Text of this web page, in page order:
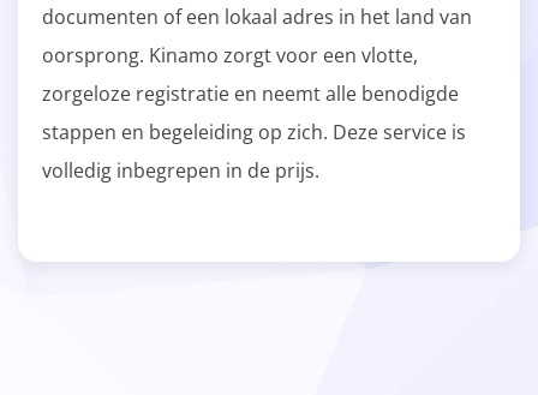
documenten of een lokaal adres in het land van
oorsprong. Kinamo zorgt voor een vlotte,
zorgeloze registratie en neemt alle benodigde
stappen en begeleiding op zich. Deze service is
volledig inbegrepen in de prijs.